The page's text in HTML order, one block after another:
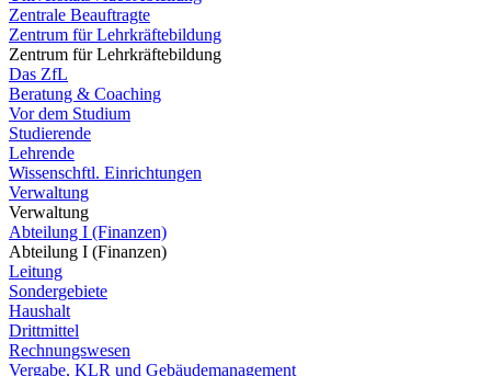
Zentrale Beauftragte
Zentrum für Lehrkräftebildung
Zentrum für Lehrkräftebildung
Das ZfL
Beratung & Coaching
Vor dem Studium
Studierende
Lehrende
Wissenschftl. Einrichtungen
Verwaltung
Verwaltung
Abteilung I (Finanzen)
Abteilung I (Finanzen)
Leitung
Sondergebiete
Haushalt
Drittmittel
Rechnungswesen
Vergabe, KLR und Gebäudemanagement